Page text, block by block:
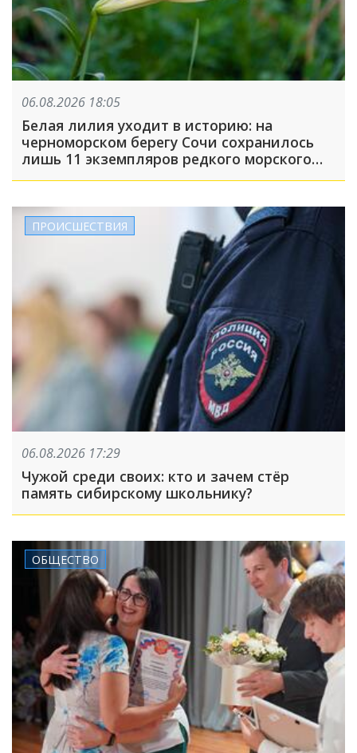
06.08.2026 18:05
Белая лилия уходит в историю: на
черноморском берегу Сочи сохранилось
лишь 11 экземпляров редкого морского
нарцисса
ПРОИСШЕСТВИЯ
06.08.2026 17:29
Чужой среди своих: кто и зачем стёр
память сибирскому школьнику?
ОБЩЕСТВО